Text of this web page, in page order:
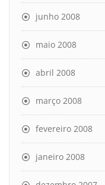
junho 2008
maio 2008
abril 2008
março 2008
fevereiro 2008
janeiro 2008